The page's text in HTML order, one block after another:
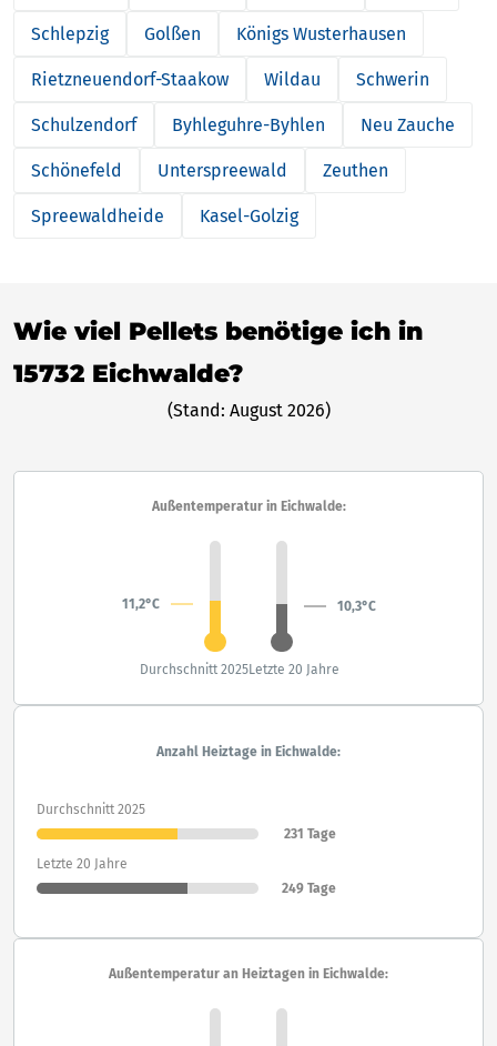
Schlepzig Golßen Königs Wusterhausen
Rietzneuendorf-Staakow Wildau Schwerin
Schulzendorf Byhleguhre-Byhlen Neu Zauche
Schönefeld Unterspreewald Zeuthen
Spreewaldheide Kasel-Golzig
Wie viel Pellets benötige ich in
15732 Eichwalde?
(Stand: August 2026)
Außentemperatur in Eichwalde:
11,2°C 10,3°C
Durchschnitt 2025Letzte 20 Jahre
Anzahl Heiztage in Eichwalde:
Durchschnitt 2025
231 Tage
Letzte 20 Jahre
249 Tage
Außentemperatur an Heiztagen in Eichwalde: